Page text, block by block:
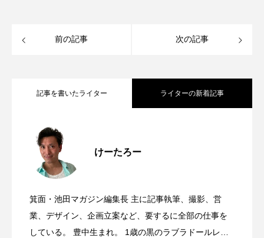
前の記事 次の記事
記事を書いたライター ライターの新着記事
けーたろー
箕面・池田マガジン編集長 主に記事執筆、撮影、営
業、デザイン、企画立案など、要するに全部の仕事を
している。 豊中生まれ。 1歳の黒のラブラドールレト
2026.08.08
国の味と日本で学んだ珈琲とお茶の世界
2026.08.07
年記念！夏なので、カブトムシとかいり
2026.08.06 サンシティ地下1階に、宝塚ゴールドがオ